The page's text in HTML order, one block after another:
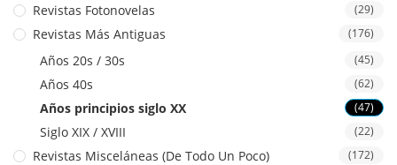
Revistas Fotonovelas (29)
Revistas Más Antiguas (176)
Años 20s / 30s (45)
Años 40s (62)
Años principios siglo XX (47)
Siglo XIX / XVIII (22)
Revistas Misceláneas (De Todo Un Poco) (172)